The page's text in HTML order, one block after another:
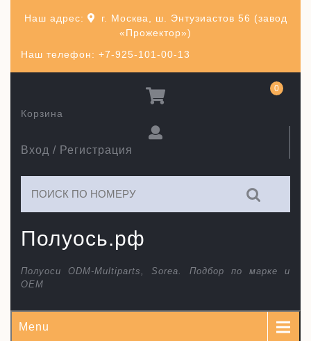
Наш телефон: +7-925-101-00-13
Наш адрес:
г. Москва, ш. Энтузиастов 56 (завод
«Прожектор»)
Полуось.рф
Полуоси ODM-Multiparts, Sorea. Подбор по марке и
ОЕМ
Вход / Регистрация
Корзина
0
Menu